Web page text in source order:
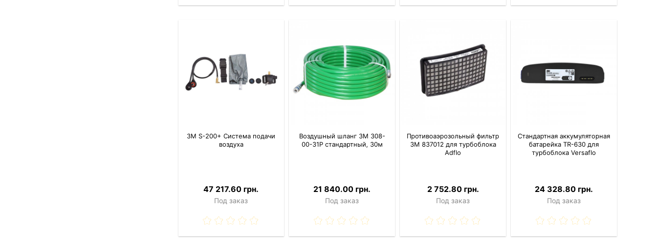
3M S-200+ Система подачи
воздуха
47 217.60 грн.
Под заказ
Воздушный шланг 3M 308-
00-31P стандартный, 30м
21 840.00 грн.
Под заказ
Противоаэрозольный фильтр
3M 837012 для турбоблока
Adflo
2 752.80 грн.
Под заказ
Стандартная аккумуляторная
батарейка TR-630 для
турбоблока Versaflo
24 328.80 грн.
Под заказ